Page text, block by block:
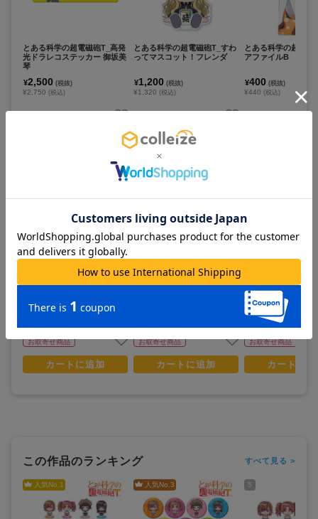
とある科学の超電磁砲T_高発
光ドラレコステッカー 御坂美
琴
¥2,500 (税抜)
¥2,750 (税込)
とある科学の超電磁砲T_アク
1,650 (税抜)
お取寄せ商品
カートに追加
とある科学の超電磁砲T_すわ
ってマスコット！フレンダ
¥1,200 (税抜)
¥1,320 (税込)
カートに追加
とある科学の超電磁砲T_アク
リルスタンド10/食蜂操祈 レ
お取寄せ商品
カートに追加
とある科学の超電磁
アファイルB
¥400 (税抜)
¥440 (税込)
¥1,200 (税抜)
¥1,320(税込)
お取寄せ商品
カートに
この作品のランキング すべて見る >
人気No.1 人気No.3 5